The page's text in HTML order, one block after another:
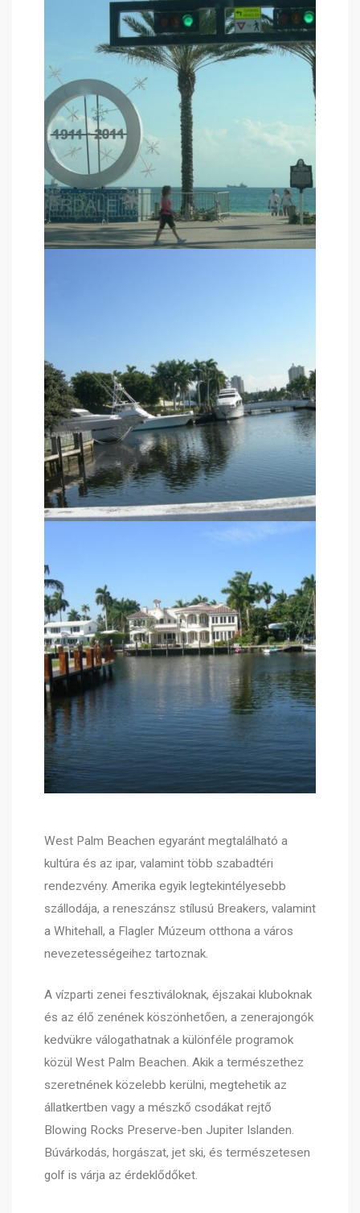
West Palm Beachen egyaránt megtalálható a
kultúra és az ipar, valamint több szabadtéri
rendezvény. Amerika egyik legtekintélyesebb
szállodája, a reneszánsz stílusú Breakers, valamint
a Whitehall, a Flagler Múzeum otthona a város
nevezetességeihez tartoznak.
A vízparti zenei fesztiváloknak, éjszakai kluboknak
és az élő zenének köszönhetően, a zenerajongók
kedvükre válogathatnak a különféle programok
közül West Palm Beachen. Akik a természethez
szeretnének közelebb kerülni, megtehetik az
állatkertben vagy a mészkő csodákat rejtő
Blowing Rocks Preserve-ben Jupiter Islanden.
Búvárkodás, horgászat, jet ski, és természetesen
golf is várja az érdeklődőket.